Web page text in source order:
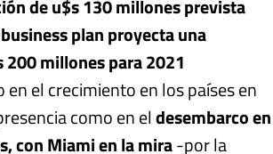
de u$s 130 millones prevista
plan proyecta una
200 millones para 2021
el crecimiento en los países en
como en eldesembarco en
con Miami en la mira-por la